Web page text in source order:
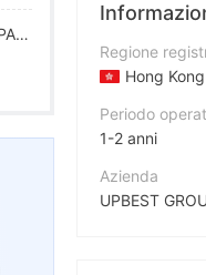
Ente autorizzato：UPBEST COMMODITIES COMPANY LIMITED
Regione
Hong Kong
Periodo
1-2 anni
Azienda
UPBEST